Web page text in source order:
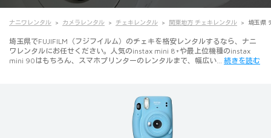
ナニワレンタル カメラレンタル チェキレンタル 関東地方 チェキレンタル 埼玉県
埼玉県でFUJIFILM（フジフイルム）のチェキを格安レンタルするなら、ナニ
ワレンタルにお任せください。人気のinstax mini 8+や最上位機種のinstax
mini 90はもちろん、スマホプリンターのレンタルまで、幅広い… 続きを読む